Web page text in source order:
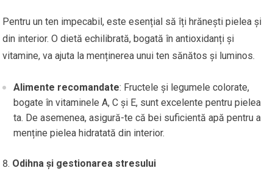
Pentru un ten impecabil, este esențial să îți hrănești pielea și
din interior. O dietă echilibrată, bogată în antioxidanți și
vitamine, va ajuta la menținerea unui ten sănătos și luminos.
Alimente recomandate: Fructele și legumele colorate,
bogate în vitaminele A, C și E, sunt excelente pentru pielea
ta. De asemenea, asigură-te că bei suficientă apă pentru a
menține pielea hidratată din interior.
Odihna și gestionarea stresului